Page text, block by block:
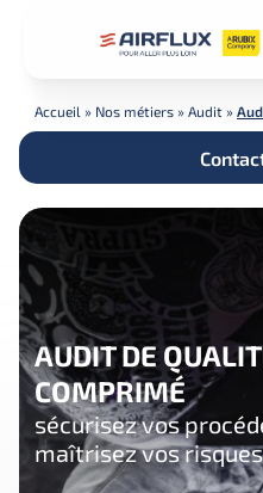
Accueil » Nos métiers » Audit »
AUDIT DE
COMPRIMÉ
sécurisez vos
maîtrisez vos risques